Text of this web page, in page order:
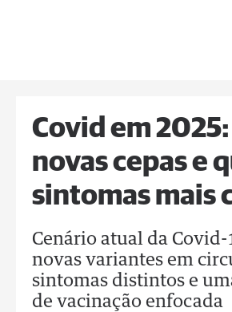
Covid em
novas cepas e
sintomas mais
Cenário atual da
novas variantes em
sintomas distintos e
de vacinação enfocada